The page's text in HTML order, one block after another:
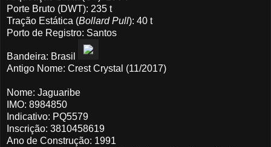
Porte Bruto (DWT): 235 t
Tração Estática (Bollard Pull): 40 t
Porto de Registro: Santos
Bandeira: Brasil
Antigo Nome: Crest Crystal (11/2017)
Nome: Jaguaribe
IMO: 8984850
Indicativo: PQ5579
Inscrição: 3810458619
Ano de Construção: 1991